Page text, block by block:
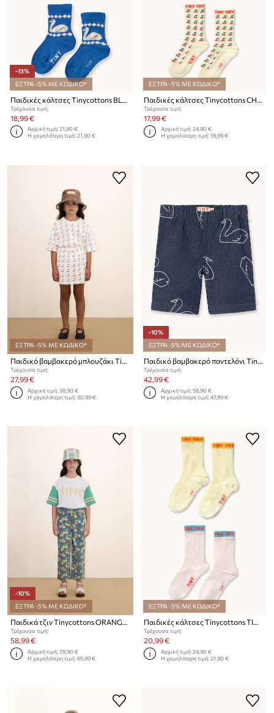
-13%
ΕΞΤΡΑ -5% ΜΕ ΚΩΔΙΚΟ*
Τρέχουσα τιμή:
18,99 €
Αρχική τιμή:21,90 €
Η χαμηλότερη τιμή:21,90 €
ΕΞΤΡΑ -5% ΜΕ ΚΩΔΙΚΟ*
Τρέχουσα τιμή:
17,99 €
Αρχική τιμή:24,90 €
Η χαμηλότερη τιμή:18,99 €
ΕΞΤΡΑ -5% ΜΕ ΚΩΔΙΚΟ*
Παιδικό βαμβακερό μπλουζάκι Tinycottons CHERRIES KNITTED TEE
Τρέχουσα τιμή:
27,99 €
Αρχική τιμή:38,90 €
Η χαμηλότερη τιμή:30,99 €
-10%
ΕΞΤΡΑ -5% ΜΕ ΚΩΔΙΚΟ*
Παιδικό βαμβακερό παντελόνι Tinycottons BIG SWANS BABY PANT
Τρέχουσα τιμή:
42,99 €
Αρχική τιμή:58,90 €
Η χαμηλότερη τιμή:47,99 €
-10%
ΕΞΤΡΑ -5% ΜΕ ΚΩΔΙΚΟ*
Παιδικά τζιν Tinycottons ORANGES DENIM JEANS
Τρέχουσα τιμή:
58,99 €
Αρχική τιμή:78,90 €
Η χαμηλότερη τιμή:65,99 €
ΕΞΤΡΑ -5% ΜΕ ΚΩΔΙΚΟ*
Παιδικές κάλτσες Tinycottons TINY MEDIUM SOCKS 2-pack
Τρέχουσα τιμή:
20,99 €
Αρχική τιμή:24,90 €
Η χαμηλότερη τιμή:21,90 €